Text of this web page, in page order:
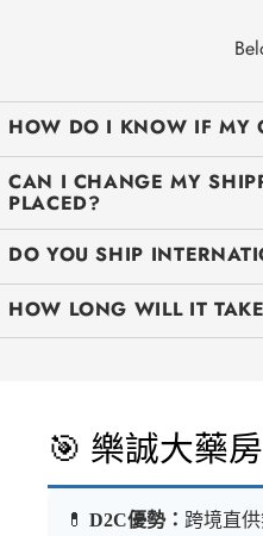
HOW DO I KNOW IF MY
CAN I CHANGE MY
PLACED?
DO YOU SHIP
HOW LONG WILL IT
🎯 樂誠大藥
💊 D2C優勢： 跨境直